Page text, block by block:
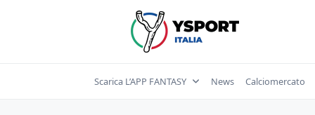
Scarica L’APP FANTASY News Calciomercato